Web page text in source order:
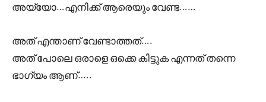
അയ്യോ…എനിക്ക് ആരെയും വേണ്ട……
അത് എന്താണ് വേണ്ടാത്തത്….
അത് പോലെ ഒരാളെ ഒക്കെ കിട്ടുക എന്നത് തന്നെ
ഭാഗ്യം ആണ്…..